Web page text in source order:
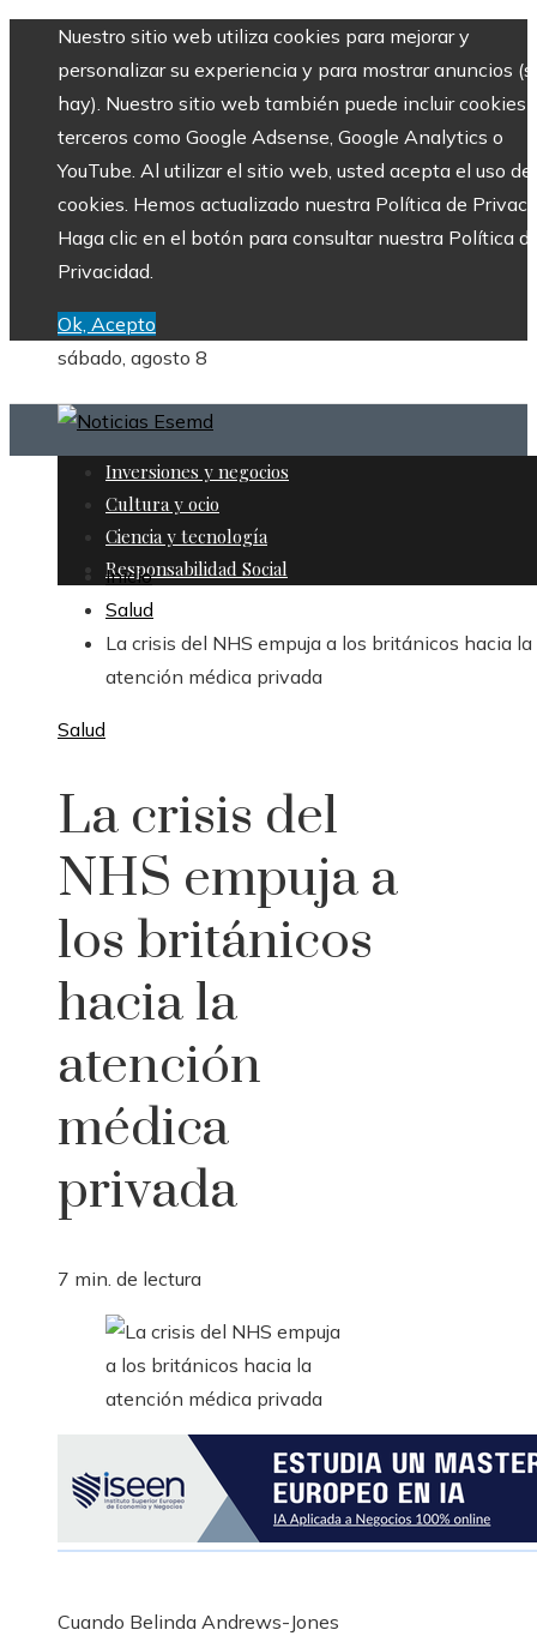
Nuestro sitio web utiliza cookies para mejorar y
personalizar su experiencia y para mostrar anuncios
hay). Nuestro sitio web también puede incluir cookies
terceros como Google Adsense, Google Analytics o
YouTube. Al utilizar el sitio web, usted acepta el uso de
cookies. Hemos actualizado nuestra Política de
Haga clic en el botón para consultar nuestra Política
Privacidad.
Ok, Acepto
sábado, agosto 8
Inversiones y negocios
Cultura y ocio
Ciencia y tecnología
Responsabilidad Social
Inicio
Salud
La crisis del NHS empuja a los británicos hacia la
atención médica privada
Salud
La crisis del
NHS empuja a
los británicos
hacia la
atención
médica
privada
7 min. de lectura
Cuando Belinda Andrews-Jones